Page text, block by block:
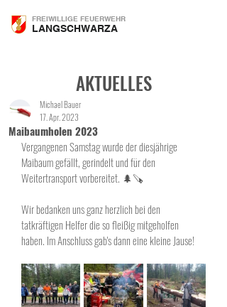
FREIWILLIGE FEUERWEHR
LANGSCHWARZA
AKTUELLES
Maibaumholen 2023
Michael Bauer
17. Apr. 2023
Vergangenen Samstag wurde der diesjährige
Maibaum gefällt, gerindelt und für den
Weitertransport vorbereitet. 🌲🪚
Wir bedanken uns ganz herzlich bei den
tatkräftigen Helfer die so fleißig mitgeholfen
haben. Im Anschluss gab's dann eine kleine Jause!